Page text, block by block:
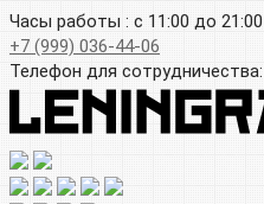
Часы работы : с 11:00 до 21:00
+7 (999) 036-44-06
Телефон для сотрудничества: